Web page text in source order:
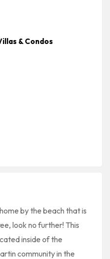
& Condos
by the beach that is
look no further! This
inside of the
community in the